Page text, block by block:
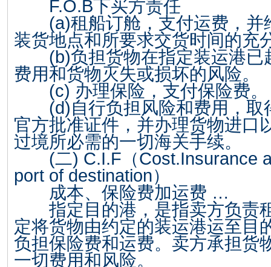
F.O.B下买方责任
(a)租船订舱，支付运费，并
装货地点和所要求交货时间的充
(b)负担货物在指定装运港已
费用和货物灭失或损坏的风险。
(c) 办理保险，支付保险费。
(d)自行负担风险和费用，
官方批准证件，并办理货物进口
过境所必需的一切海关手续。
(二) C.I.F （Cost.Insurance
port of destination）
成本、保险费加运费 …
指定目的港，是指卖方负责
定将货物由约定的装运港运至目
负担保险费和运费。卖方承担货
一切费用和风险。